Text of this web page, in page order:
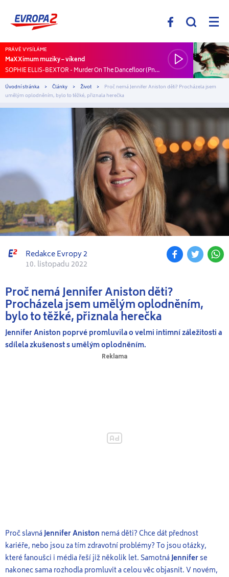
PRÁVĚ VYSÍLÁME
MaXXimum muziky – víkend
SOPHIE ELLIS-BEXTOR - Murder On The Dancefloor (Pnau Remix)
Úvodní stránka Články Život
Proč nemá Jennifer Aniston děti? Procházela jsem
umělým oplodněním, bylo to těžké, přiznala herečka
Redakce Evropy 2
10. listopadu 2022
Proč nemá Jennifer Aniston děti?
Procházela jsem umělým oplodněním,
bylo to těžké, přiznala herečka
Jennifer Aniston poprvé promluvila o velmi intimní záležitosti a
sdílela zkušenost s umělým oplodněním.
Proč slavná Jennifer Aniston nemá děti? Chce dát přednost
kariéře, nebo jsou za tím zdravotní problémy? To jsou otázky,
které fanoušci i média řeší již několik let. Samotná Jennifer se
nakonec sama rozhodla promluvit a celou věc objasnit. V novém,